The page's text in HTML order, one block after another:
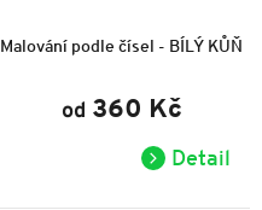
Malování podle čísel - BÍLÝ KŮŇ
produktu
5
od 360 Kč
Detail